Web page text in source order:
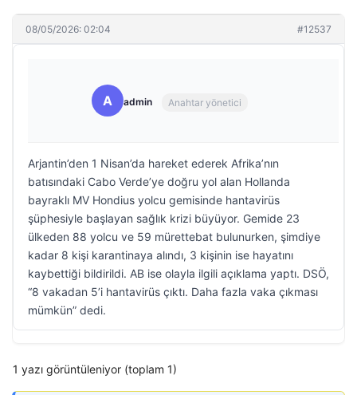
08/05/2026: 02:04 #12537
A admin Anahtar yönetici
Arjantin’den 1 Nisan’da hareket ederek Afrika’nın
batısındaki Cabo Verde’ye doğru yol alan Hollanda
bayraklı MV Hondius yolcu gemisinde hantavirüs
şüphesiyle başlayan sağlık krizi büyüyor. Gemide 23
ülkeden 88 yolcu ve 59 mürettebat bulunurken, şimdiye
kadar 8 kişi karantinaya alındı, 3 kişinin ise hayatını
kaybettiği bildirildi. AB ise olayla ilgili açıklama yaptı. DSÖ,
“8 vakadan 5’i hantavirüs çıktı. Daha fazla vaka çıkması
mümkün” dedi.
1 yazı görüntüleniyor (toplam 1)